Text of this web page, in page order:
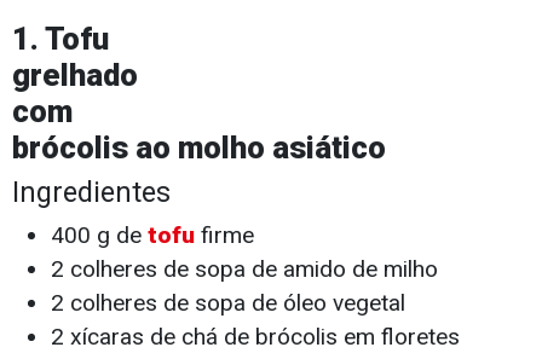
1. Tofu
grelhado
com
brócolis ao molho asiático
Ingredientes
400 g de tofu firme
2 colheres de sopa de amido de milho
2 colheres de sopa de óleo vegetal
2 xícaras de chá de brócolis em floretes